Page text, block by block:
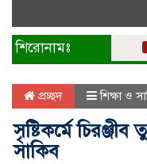
শিরোনামঃ
প্রচ্ছদ শিক্ষা ও
সৃষ্টিকর্মে
সাকিব